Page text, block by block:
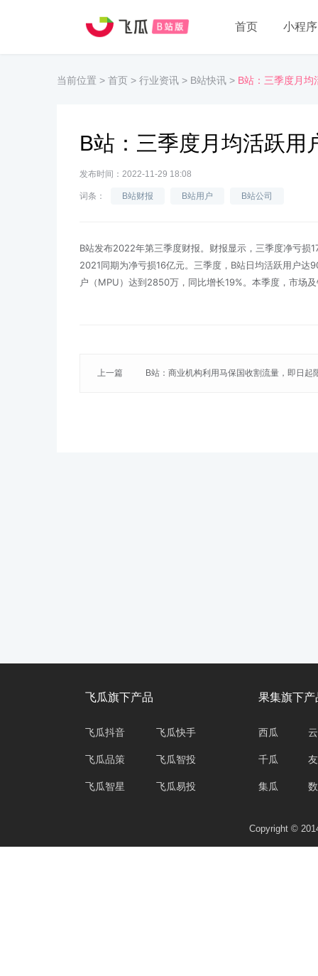
首页 小程序
当前位置 > 首页 > 行业资讯 > B站快讯 > B站：三季度月
B站：三季度月均活跃用
发布时间：2022-11-29 18:08
词条： B站财报 B站用户 B站公司
B站发布2022年第三季度财报。财报显示，三季度净亏损
2021同期为净亏损16亿元。三季度，B站日均活跃用户
户（MPU）达到2850万，同比增长19%。本季度，市场
上一篇
B站：商业机构利用马保国收割流量，即日起
飞瓜旗下产品
飞瓜抖音
飞瓜品策
飞瓜智星
飞瓜快手
飞瓜智投
飞瓜易投
果集旗下产
西瓜
千瓜
集瓜
Copyright ©